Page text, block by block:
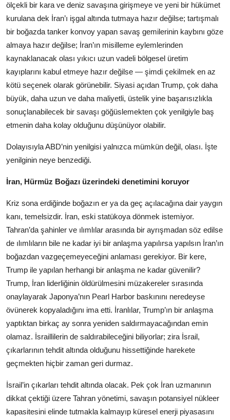
ölçekli bir kara ve deniz savaşına girişmeye ve yeni bir hükümet
kurulana dek İran’ı işgal altında tutmaya hazır değilse; tartışmalı
bir boğazda tanker konvoy yapan savaş gemilerinin kaybını göze
almaya hazır değilse; İran’ın misilleme eylemlerinden
kaynaklanacak olası yıkıcı uzun vadeli bölgesel üretim
kayıplarını kabul etmeye hazır değilse — şimdi çekilmek en az
kötü seçenek olarak görünebilir. Siyasi açıdan Trump, çok daha
büyük, daha uzun ve daha maliyetli, üstelik yine başarısızlıkla
sonuçlanabilecek bir savaşı göğüslemekten çok yenilgiyle baş
etmenin daha kolay olduğunu düşünüyor olabilir.
Dolayısıyla ABD’nin yenilgisi yalnızca mümkün değil, olası. İşte
yenilginin neye benzediği.
İran, Hürmüz Boğazı üzerindeki denetimini koruyor
Kriz sona erdiğinde boğazın er ya da geç açılacağına dair yaygın
kanı, temelsizdir. İran, eski statükoya dönmek istemiyor.
Tahran’da şahinler ve ılımlılar arasında bir ayrışmadan söz edilse
de ılımlıların bile ne kadar iyi bir anlaşma yapılırsa yapılsın İran’ın
boğazdan vazgeçemeyeceğini anlaması gerekiyor. Bir kere,
Trump ile yapılan herhangi bir anlaşma ne kadar güvenilir?
Trump, İran liderliğinin öldürülmesini müzakereler sırasında
onaylayarak Japonya’nın Pearl Harbor baskınını neredeyse
övünerek kopyaladığını ima etti. İranlılar, Trump’ın bir anlaşma
yaptıktan birkaç ay sonra yeniden saldırmayacağından emin
olamaz. İsraillilerin de saldırabileceğini biliyorlar; zira İsrail,
çıkarlarının tehdit altında olduğunu hissettiğinde harekete
geçmekten hiçbir zaman geri durmaz.
İsrail’in çıkarları tehdit altında olacak. Pek çok İran uzmanının
dikkat çektiği üzere Tahran yönetimi, savaşın potansiyel nükleer
kapasitesini elinde tutmakla kalmayıp küresel enerji piyasasını